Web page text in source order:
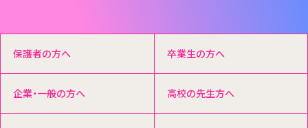
保護者の方へ 卒業生の方へ
企業・一般の方へ 高校の先生方へ